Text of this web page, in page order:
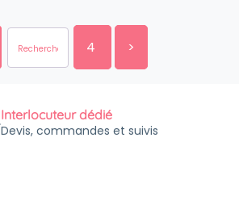
4 >
Interlocuteur dédié
Devis, commandes et suivis